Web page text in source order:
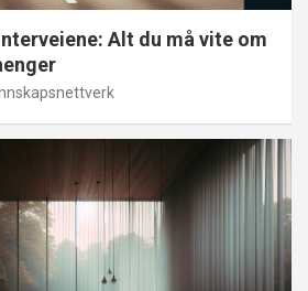
Alt du må vite om